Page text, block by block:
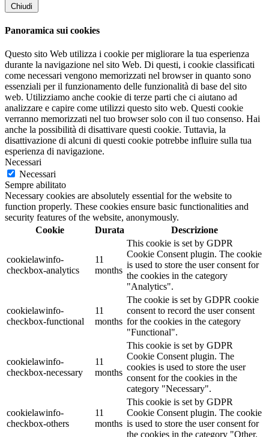
Chiudi
Panoramica sui cookies
Questo sito Web utilizza i cookie per migliorare la tua esperienza
durante la navigazione nel sito Web. Di questi, i cookie classificati
come necessari vengono memorizzati nel browser in quanto sono
essenziali per il funzionamento delle funzionalità di base del sito
web. Utilizziamo anche cookie di terze parti che ci aiutano ad
analizzare e capire come utilizzi questo sito web. Questi cookie
verranno memorizzati nel tuo browser solo con il tuo consenso. Hai
anche la possibilità di disattivare questi cookie. Tuttavia, la
disattivazione di alcuni di questi cookie potrebbe influire sulla tua
esperienza di navigazione.
Necessari
Necessari
Sempre abilitato
Necessary cookies are absolutely essential for the website to
function properly. These cookies ensure basic functionalities and
security features of the website, anonymously.
Cookie
Durata Descrizione
cookielawinfo-
checkbox-analytics
11
months
This cookie is set by GDPR
Cookie Consent plugin. The cookie
is used to store the user consent for
the cookies in the category
"Analytics".
cookielawinfo-
checkbox-functional
11
months
The cookie is set by GDPR cookie
consent to record the user consent
for the cookies in the category
"Functional".
cookielawinfo-
checkbox-necessary
11
months
This cookie is set by GDPR
Cookie Consent plugin. The
cookies is used to store the user
consent for the cookies in the
category "Necessary".
cookielawinfo-
checkbox-others
11
months
This cookie is set by GDPR
Cookie Consent plugin. The cookie
is used to store the user consent for
the cookies in the category "Other.